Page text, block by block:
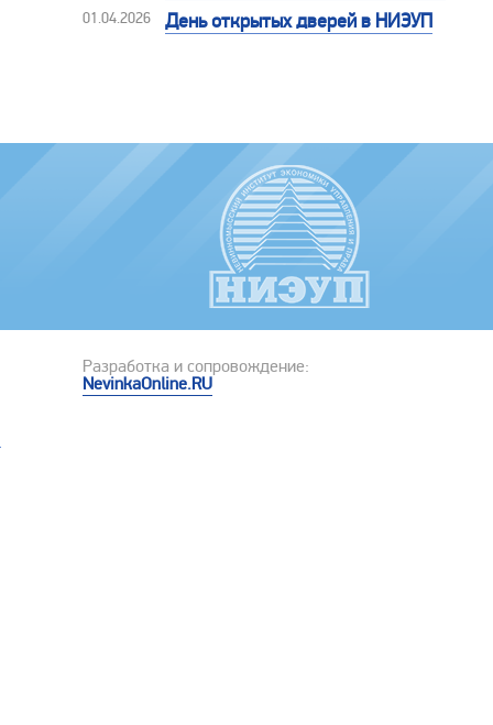
01.04.2026 День открытых дверей в НИЭУП
Разработка и сопровождение:
NevinkaOnline.RU